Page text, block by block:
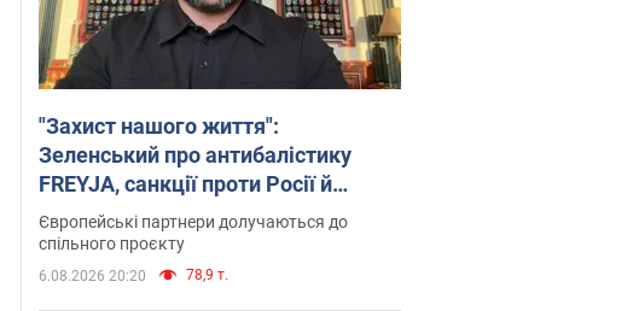
"Захист нашого життя":
Зеленський про антибалістику
FREYJA, санкції проти Росії й
підтримку аграріїв. Відео
Європейські партнери долучаються до
спільного проєкту
6.08.2026 20:20 78,9 т.